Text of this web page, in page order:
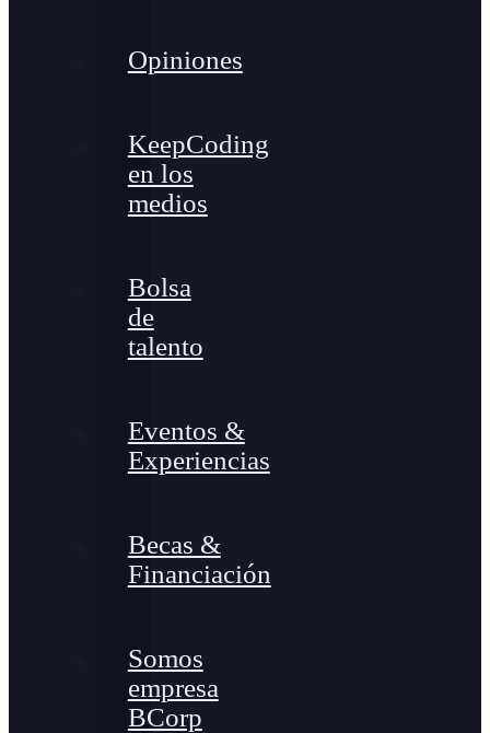
Opiniones
KeepCoding
en los
medios
Bolsa
de
talento
Eventos &
Experiencias
Becas &
Financiación
Somos
empresa
BCorp